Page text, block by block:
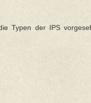
Typen der IPS